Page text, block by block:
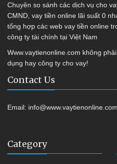
Chuyên so sánh các dịch vụ cho
CMND, vay tiền online lãi suất 0
tổng hợp các web vay tiền online
công ty tài chính tại Việt Nam
Www.vaytienonline.com không
dụng hay công ty cho vay!
Contact Us
Email: info@www.vaytienonline.com
Category